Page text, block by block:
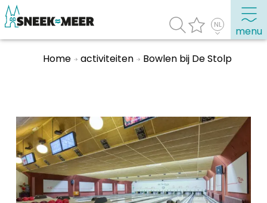
menu
Praktische informatie
Toeristische informatie
Bezienswaardigheden
Winkelen, uitgaan en doen
Home activiteiten Bowlen bij De Stolp